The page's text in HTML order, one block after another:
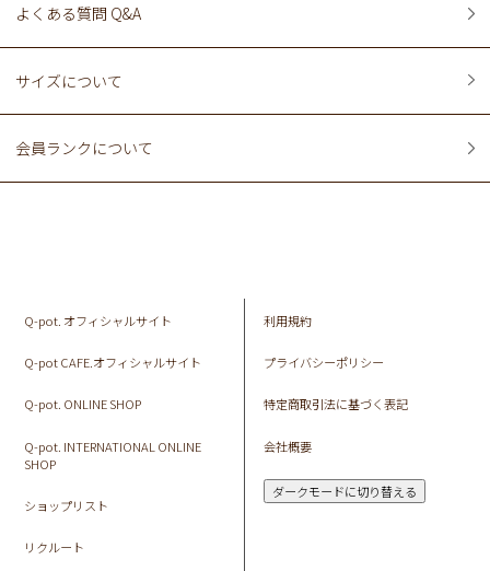
よくある質問 Q&A
サイズについて
会員ランクについて
Q-pot. オフィシャルサイト
Q-pot CAFE.オフィシャルサイト
Q-pot. ONLINE SHOP
Q-pot. INTERNATIONAL ONLINE
SHOP
ショップリスト
リクルート
利用規約
プライバシーポリシー
特定商取引法に基づく表記
会社概要
ダークモードに切り替える